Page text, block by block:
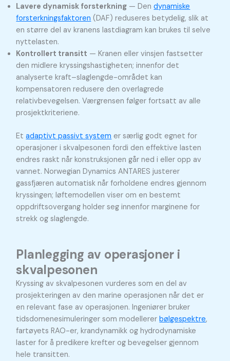
Lavere dynamisk forsterkning — Dendynamiske
forsterkningsfaktoren (DAF) reduseres betydelig, slik at
en større del av kranens lastdiagram kan brukes til selve
nyttelasten.
Kontrollert transitt — Kranen eller vinsjen fastsetter
den midlere kryssingshastigheten; innenfor det
analyserte kraft–slaglengde-området kan
kompensatoren redusere den overlagrede
relativbevegelsen. Værgrensen følger fortsatt av alle
prosjektkriteriene.
Etadaptivt passivt system er særlig godt egnet for
operasjoner i skvalpesonen fordi den effektive lasten
endres raskt når konstruksjonen går ned i eller opp av
vannet. Norwegian Dynamics ANTARES justerer
gassfjæren automatisk når forholdene endres gjennom
kryssingen; løftemodellen viser om en bestemt
oppdriftsovergang holder seg innenfor marginene for
strekk og slaglengde.
Planlegging av operasjoner i
skvalpesonen
Kryssing av skvalpesonen vurderes som en del av
prosjekteringen av den marine operasjonen når det er
en relevant fase av operasjonen. Ingeniører bruker
tidsdomenesimuleringer som modellererbølgespektre,
fartøyets RAO-er, krandynamikk og hydrodynamiske
laster for å predikere krefter og bevegelser gjennom
hele transitten.